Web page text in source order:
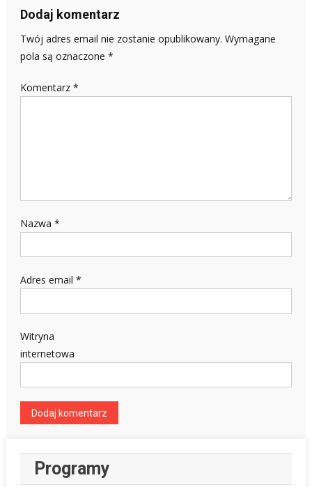
Dodaj komentarz
Twój adres email nie zostanie opublikowany. Wymagane
pola są oznaczone *
Komentarz *
Nazwa *
Adres email *
Witryna
internetowa
Programy